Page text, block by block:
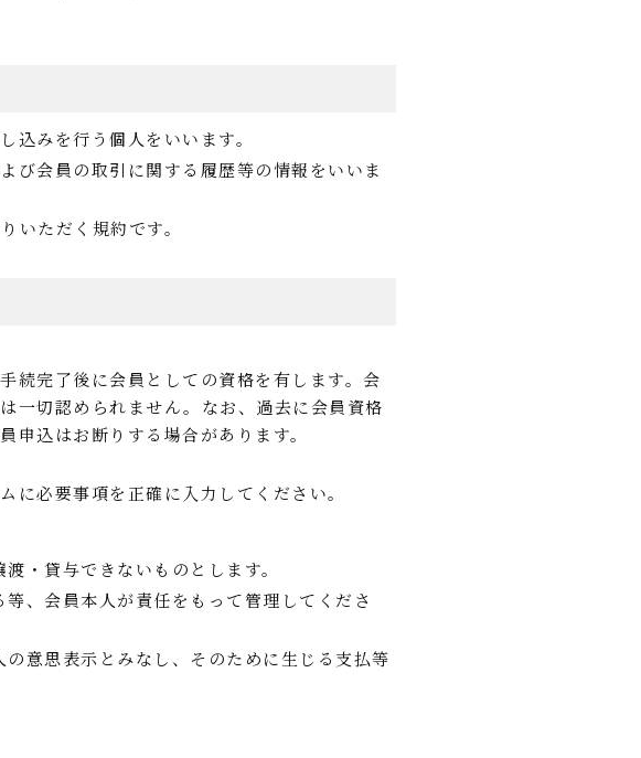
込みを行う個人をいいます。
び会員の取引に関する履歴等の情報をいいま
いただく規約です。
続完了後に会員としての資格を有します。会
一切認められません。なお、過去に会員資格
込はお断りする場合があります。
必要事項を正確に入力してください。
・貸与できないものとします。
、会員本人が責任をもって管理してくださ
意思表示とみなし、そのために生じる支払等